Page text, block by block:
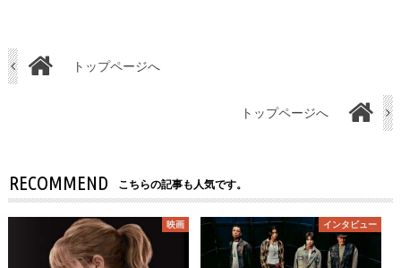
トップページへ
トップページへ
RECOMMEND こちらの記事も人気です。
映画 インタビュー